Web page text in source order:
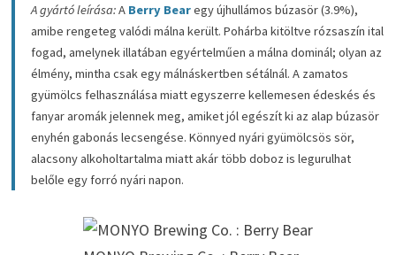
A gyártó leírása:A Berry Bearegy újhullámos búzasör (3.9%),
amibe rengeteg valódi málna került. Pohárba kitöltve rózsaszín ital
fogad, amelynek illatában egyértelműen a málna dominál; olyan az
élmény, mintha csak egy málnáskertben sétálnál. A zamatos
gyümölcs felhasználása miatt egyszerre kellemesen édeskés és
fanyar aromák jelennek meg, amiket jól egészít ki az alap búzasör
enyhén gabonás lecsengése. Könnyed nyári gyümölcsös sör,
alacsony alkoholtartalma miatt akár több doboz is legurulhat
belőle egy forró nyári napon.